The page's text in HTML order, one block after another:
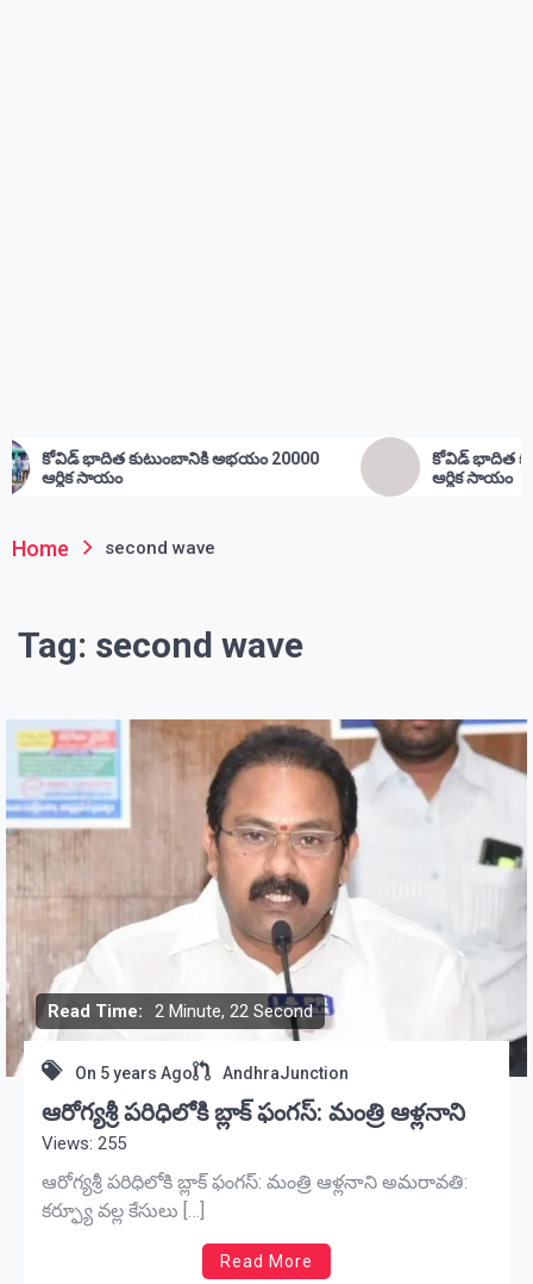
అభయం 20000
కోవిడ్ భాదిత కుటుంభం కి అభయం
ఆర్థిక సాయం
Home second wave
Tag: second wave
Read Time: 2 Minute, 22 Second
On 5 years Ago AndhraJunction
ఆరోగ్యశ్రీ పరిధిలోకి బ్లాక్ ఫంగస్: మంత్రి ఆళ్లనాని
Views: 255
ఆరోగ్యశ్రీ పరిధిలోకి బ్లాక్ ఫంగస్: మంత్రి ఆళ్లనాని అమరావతి:
కర్ఫ్యూ వల్ల కేసులు […]
Read More